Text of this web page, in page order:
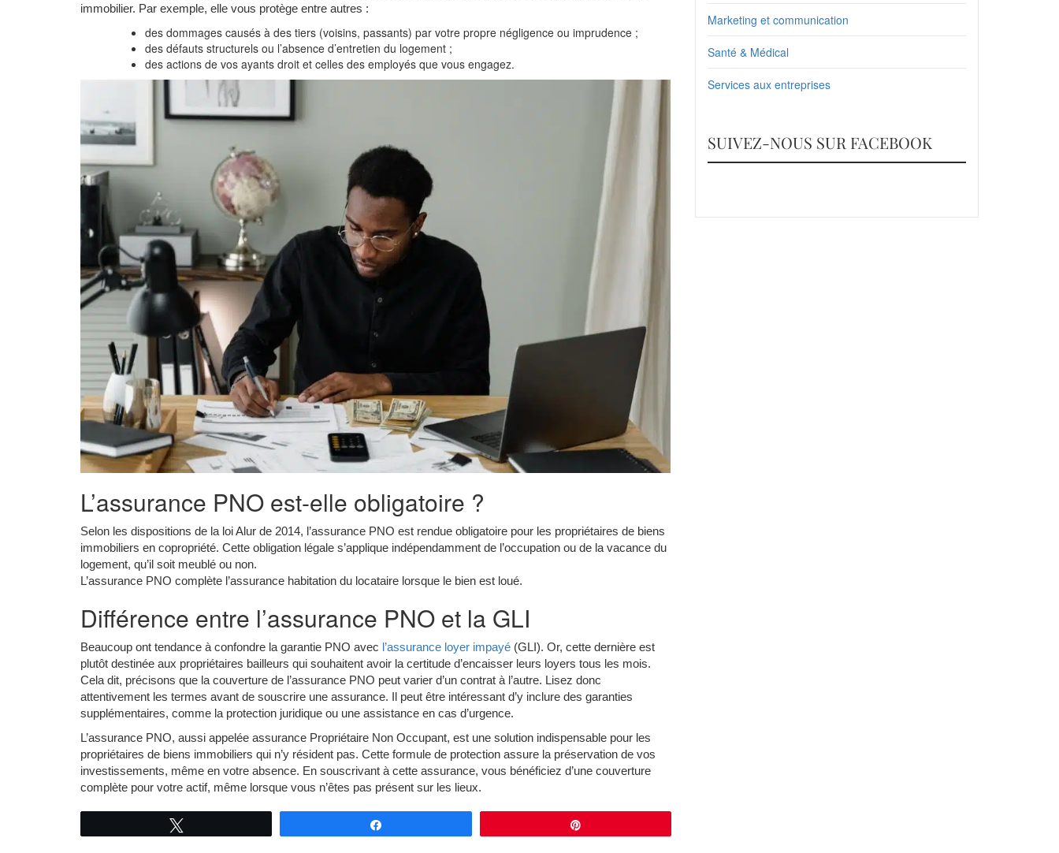
immobilier. Par exemple, elle vous protège entre autres :
des dommages causés à des tiers (voisins, passants) par votre propre négligence ou imprudence ;
des défauts structurels ou l’absence d’entretien du logement ;
des actions de vos ayants droit et celles des employés que vous engagez.
L’assurance PNO est-elle obligatoire ?
Selon les dispositions de la loi Alur de 2014, l’assurance PNO est rendue obligatoire pour les propriétaires de biens
immobiliers en copropriété. Cette obligation légale s’applique indépendamment de l’occupation ou de la vacance du
logement, qu’il soit meublé ou non.
L’assurance PNO complète l’assurance habitation du locataire lorsque le bien est loué.
Différence entre l’assurance PNO et la GLI
Beaucoup ont tendance à confondre la garantie PNO avec l’assurance loyer impayé (GLI). Or, cette dernière est
plutôt destinée aux propriétaires bailleurs qui souhaitent avoir la certitude d’encaisser leurs loyers tous les mois.
Cela dit, précisons que la couverture de l’assurance PNO peut varier d’un contrat à l’autre. Lisez donc
attentivement les termes avant de souscrire une assurance. Il peut être intéressant d’y inclure des garanties
supplémentaires, comme la protection juridique ou une assistance en cas d’urgence.
L’assurance PNO, aussi appelée assurance Propriétaire Non Occupant, est une solution indispensable pour les
propriétaires de biens immobiliers qui n’y résident pas. Cette formule de protection assure la préservation de vos
investissements, même en votre absence. En souscrivant à cette assurance, vous bénéficiez d’une couverture
complète pour votre actif, même lorsque vous n’êtes pas présent sur les lieux.
Marketing et communication
Santé & Médical
Services aux entreprises
SUIVEZ-NOUS SUR FACEBOOK